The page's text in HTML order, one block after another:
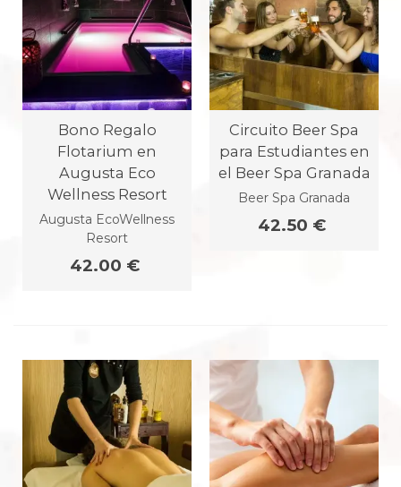
Bono Regalo
Flotarium en
Augusta Eco
Wellness Resort
Augusta EcoWellness
Resort
42.00 €
Circuito Beer Spa
para Estudiantes en
el Beer Spa Granada
Beer Spa Granada
42.50 €